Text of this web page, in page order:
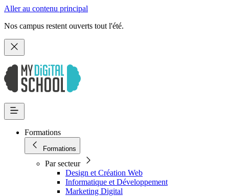
Aller au contenu principal
Nos campus restent ouverts tout l'été.
Formations
Formations
Par secteur
Design et Création Web
Informatique et Développement
Marketing Digital